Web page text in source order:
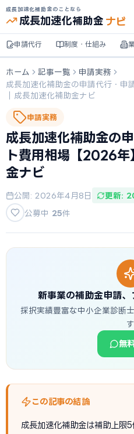
成長加速化補助金のことなら
成長加速化補助金 ナビ
申請代行 制度・仕組み
ホーム 記事一覧
申請実務
成長加速化補助金の申請代行・申
｜成長加速化補助金ナビ
申請実務
成長加速化補助金の
ト費用相場【2026年
金ナビ
公開: 2026年4月8日 更新:
公募中 25件
新事業の補助金申請、
採択実績豊富な中小企業診断
す
無
この記事の結論
成長加速化補助金は補助上限